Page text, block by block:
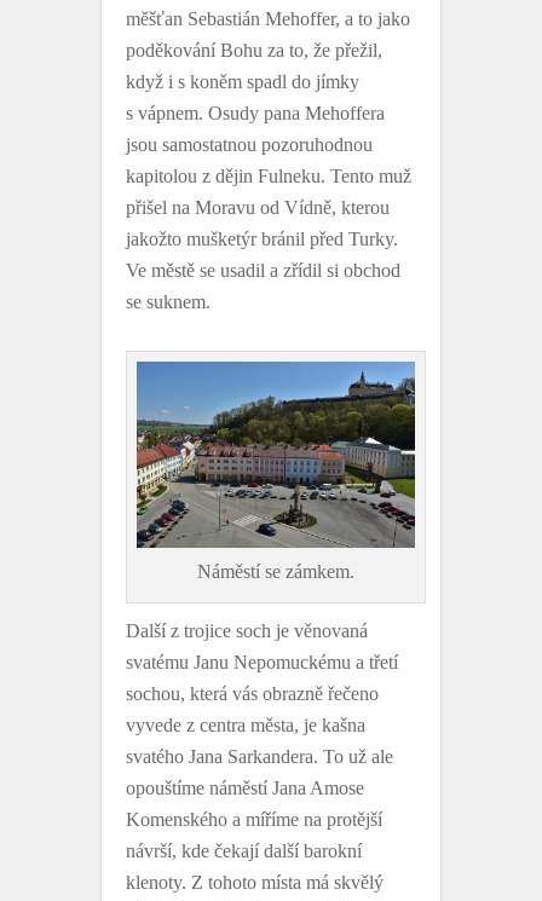
měšťan Sebastián Mehoffer, a to jako
poděkování Bohu za to, že přežil,
když i s koněm spadl do jímky
s vápnem. Osudy pana Mehoffera
jsou samostatnou pozoruhodnou
kapitolou z dějin Fulneku. Tento muž
přišel na Moravu od Vídně, kterou
jakožto mušketýr bránil před Turky.
Ve městě se usadil a zřídil si obchod
se suknem.
Náměstí se zámkem.
Další z trojice soch je věnovaná
svatému Janu Nepomuckému a třetí
sochou, která vás obrazně řečeno
vyvede z centra města, je kašna
svatého Jana Sarkandera. To už ale
opouštíme náměstí Jana Amose
Komenského a míříme na protější
návrší, kde čekají další barokní
klenoty. Z tohoto místa má skvělý